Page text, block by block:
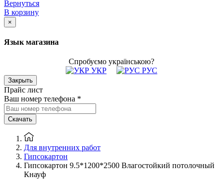
Вернуться
В корзину
×
Язык магазина
Спробуємо українською?
УКР
РУС
Закрыть
Прайс лист
Ваш номер телефона *
Скачать
Для внутренних работ
Гипсокартон
Гипсокартон 9.5*1200*2500 Влагостойкий потолочный
Кнауф